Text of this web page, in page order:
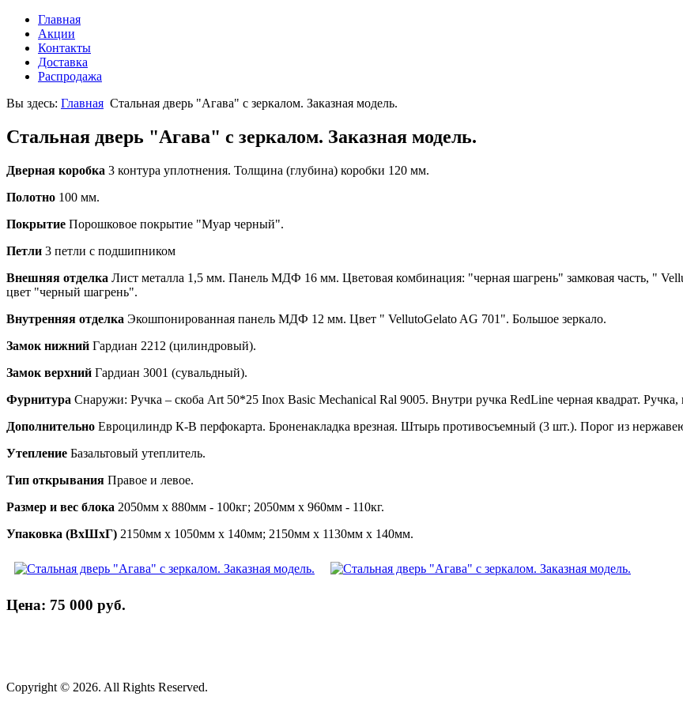
Главная
Акции
Контакты
Доставка
Распродажа
Вы здесь: Главная Стальная дверь "Агава" с зеркалом. Заказная модель.
Стальная дверь "Агава" с зеркалом. Заказная модель.
Дверная коробка 3 контура уплотнения. Толщина (глубина) коробки 120 мм.
Полотно 100 мм.
Покрытие Порошковое покрытие "Муар черный".
Петли 3 петли с подшипником
Внешняя отделка Лист металла 1,5 мм. Панель МДФ 16 мм. Цветовая комбинация: "черная шагрень" замковая часть, "
цвет "черный шагрень".
Внутренняя отделка Экошпонированная панель МДФ 12 мм. Цвет " VellutoGelato AG 701". Большое зеркало.
Замок нижний Гардиан 2212 (цилиндровый).
Замок верхний Гардиан 3001 (сувальдный).
Фурнитура Снаружи: Ручка – скоба Art 50*25 Inox Basic Mechanical Ral 9005. Внутри ручка RedLine черная квадрат.
Дополнительно Евроцилиндр К-В перфокарта. Броненакладка врезная. Штырь противосъемный (3 шт.). Порог из
Утепление Базальтовый утеплитель.
Тип открывания Правое и левое.
Размер и вес блока 2050мм х 880мм - 100кг; 2050мм х 960мм - 110кг.
Упаковка (ВхШхГ) 2150мм х 1050мм х 140мм; 2150мм х 1130мм х 140мм.
Цена: 75 000 руб.
Copyright © 2026. All Rights Reserved.